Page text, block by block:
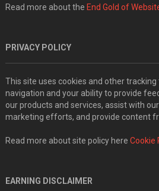
Read more about the End Gold of
PRIVACY POLICY
This site uses cookies and other
navigation and your ability to provide
our products and services, assist with
marketing efforts, and provide content
Read more about site policy here Cookie
EARNING DISCLAIMER